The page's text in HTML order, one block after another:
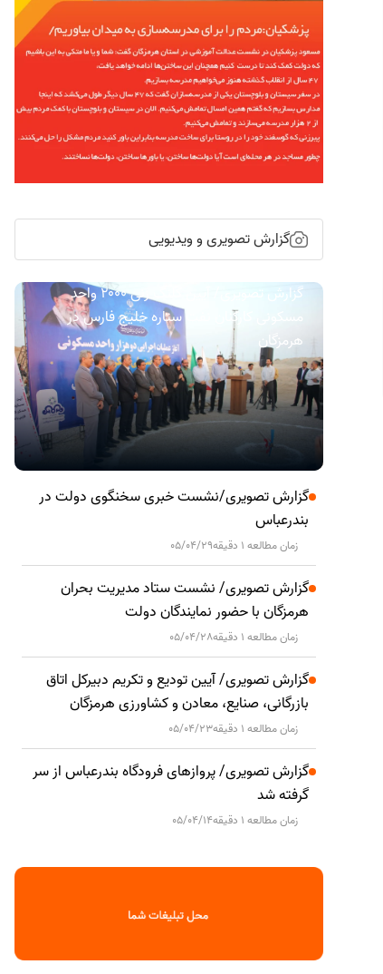
گزارش تصویری و ویدیویی
گزارش تصویری/ آیین کلنگ زنی ۲۰۰۰ واحد
مسکونی کارکنان نفت ستاره خلیج فارس در
هرمزگان
گزارش تصویری/نشست خبری سخنگوی دولت در
بندرعباس
زمان مطالعه 1 دقیقه 05/04/29
گزارش تصویری/ نشست ستاد مدیریت بحران
هرمزگان با حضور نمایندگان دولت
زمان مطالعه 1 دقیقه 05/04/28
گزارش تصویری/ آیین تودیع و تکریم دبیرکل اتاق
بازرگانی، صنایع، معادن و کشاورزی هرمزگان
زمان مطالعه 1 دقیقه 05/04/23
گزارش تصویری/ پروازهای فرودگاه بندرعباس از سر
گرفته شد
زمان مطالعه 1 دقیقه 05/04/14